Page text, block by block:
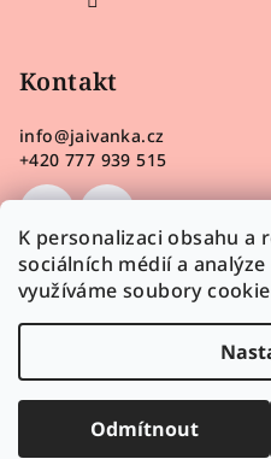
K personalizaci obsahu a
sociálních médií a
využíváme soubory
Odmítnout
Kontakt
info@jaivanka.cz
+420 777 939 515